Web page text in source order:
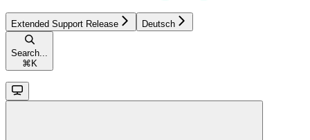
Extended Support Release Deutsch
Search...
⌘ K